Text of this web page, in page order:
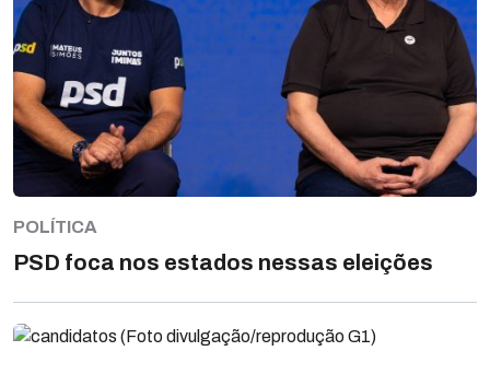
POLÍTICA
PSD foca nos estados nessas eleições